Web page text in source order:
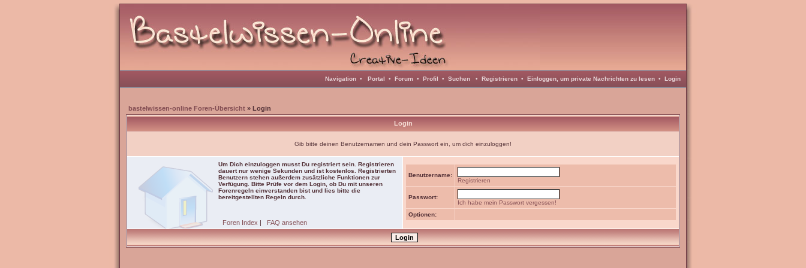
Navigation • Portal • Forum • Profil • Suchen • Registrieren • Einloggen, um private Nachrichten zu lesen • Login
bastelwissen-online Foren-Übersicht » Login
Login
Gib bitte deinen Benutzernamen und dein Passwort ein, um dich einzuloggen!
Um Dich einzuloggen musst Du registriert sein. Registrieren
dauert nur wenige Sekunden und ist kostenlos. Registrierten
Benutzern stehen außerdem zusätzliche Funktionen zur
Verfügung. Bitte Prüfe vor dem Login, ob Du mit unseren
Forenregeln einverstanden bist und lies bitte die
bereitgestellten Regeln durch.
Foren Index | FAQ ansehen
Benutzername:
Registrieren
Passwort:
Ich habe mein Passwort vergessen!
Optionen: